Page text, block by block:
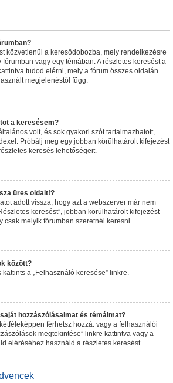
közvetlenül a keresődobozba, mely rendelkezésre
vagy egy témában. A részletes keresést a
tudod elérni, mely a fórum összes oldalán
megjelenéstől függ.
a keresésem?
volt, és sok gyakori szót tartalmazhatott,
Próbálj meg egy jobban körülhatárolt kifejezést
keresés lehetőségeit.
üres oldalt!?
adott vissza, hogy azt a webszerver már nem
keresést”, jobban körülhatárolt kifejezést
csak melyik fórumban szeretnél keresni.
között?
kattints a „Felhasználó keresése” linkre.
hozzászólásaimat és témáimat?
férhetsz hozzá: vagy a felhasználói
megtekintése” linkre kattintva vagy a
eléréséhez használd a részletes keresést.